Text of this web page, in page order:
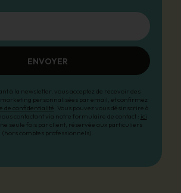
ENVOYER
à la newsletter, vous acceptez de recevoir des
personnalisées par email, et confirmez
de confidentialité . Vous pouvez vous désinscrire à
contactant via notre formulaire de contact : ici
seule fois par client, réservée aux particuliers
(hors comptes professionnels).